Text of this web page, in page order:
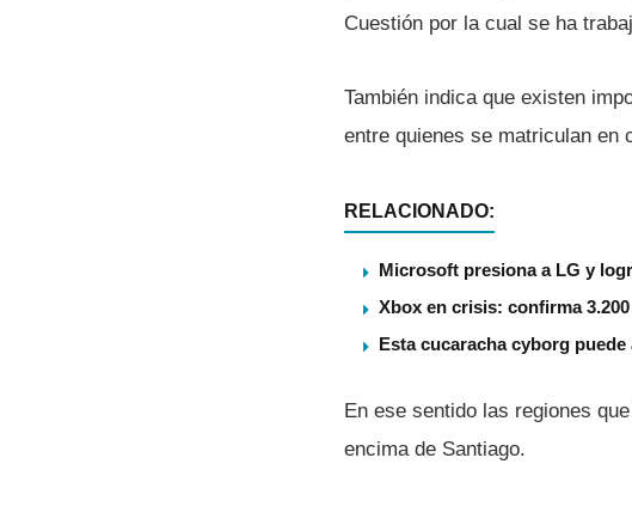
Cuestión por la cual se ha
También indica que existen
entre quienes se matriculan en
RELACIONADO:
Microsoft presiona a LG y
Xbox en crisis: confirma
Esta cucaracha cyborg
En ese sentido las regiones
encima de Santiago.